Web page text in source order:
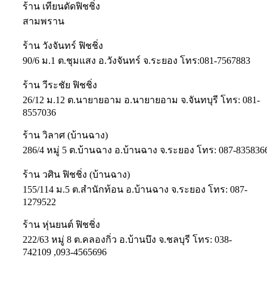
ร้าน เทียนดัดฟิชชิ่ง
สามพราน
ร้าน วังจันทร์ ฟิชชิ่ง
90/6 ม.1 ต.ชุมแสง อ.วังจันทร์ จ.ระยอง โทร:081-7567883
ร้าน วีระชัย ฟิชชิ่ง
26/12 ม.12 ต.นายายอาม อ.นายายอาม จ.จันทบุรี โทร: 081-
8557036
ร้าน วิลาศ (บ้านฉาง)
286/4 หมู่ 5 ต.บ้านฉาง อ.บ้านฉาง จ.ระยอง โทร: 087-
ร้าน วศิน ฟิชชิ่ง (บ้านฉาง)
155/114 ม.5 ต.สำนักท้อน อ.บ้านฉาง จ.ระยอง โทร: 087-
1279522
ร้าน หุ่นยนต์ ฟิชชิ่ง
222/63 หมู่ 8 ต.คลองกิ่ว อ.บ้านบึง จ.ชลบุรี โทร: 038-
742109 ,093-4565696